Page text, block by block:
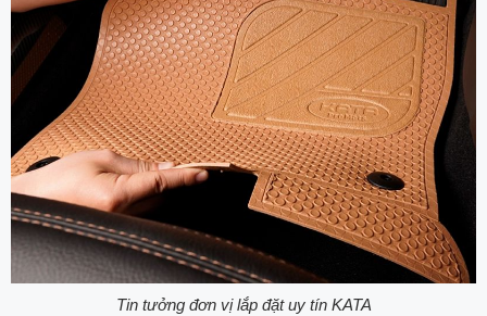
Tin tưởng đơn vị lắp đặt uy tín KATA